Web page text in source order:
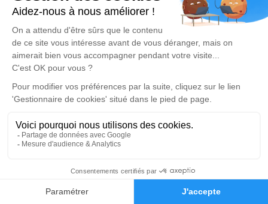
Faire-part Hommages
travers des poèmes ou des textes. Cet endroit est un
lieu d'expression dédié à honorer la mémoire de
Sylvain LORON.
Un service de plantation d’arbre hommage est
disponible ici.
Je rends hommage
Cérémonie civile
Cimetière de Chiroubles
69115 Chiroubles